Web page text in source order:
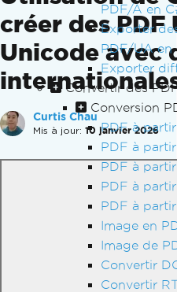
PDF/A en
Exporter
PDF/UA en
Exporter
Convertir des
Conversion
PDF à
PDF à
PDF à
PDF à
PDF à
Image en
Image de
Convertir
Convertir
créer des PDF
Unicode avec
Curtis Chau
Mis à jour: 10 janvier 2026